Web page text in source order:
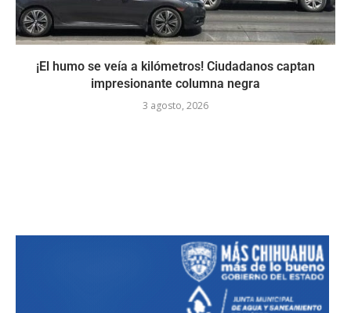
¡El humo se veía a kilómetros! Ciudadanos captan
impresionante columna negra
3 agosto, 2026